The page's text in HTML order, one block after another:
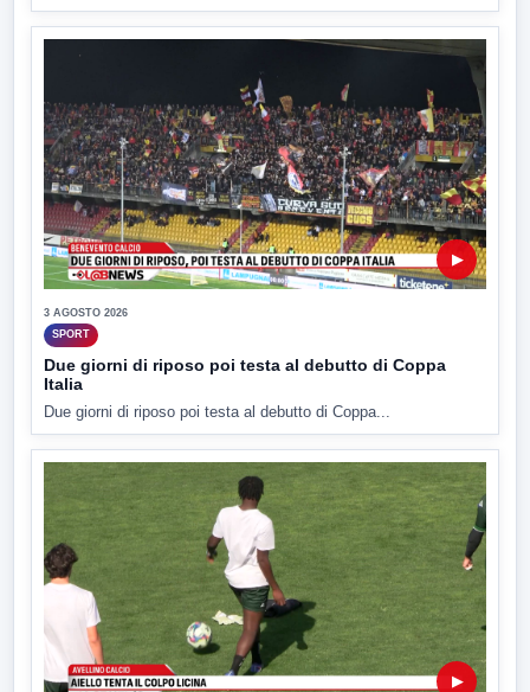
▶
3 AGOSTO 2026
SPORT
Due giorni di riposo poi testa al debutto di Coppa
Italia
Due giorni di riposo poi testa al debutto di Coppa...
▶